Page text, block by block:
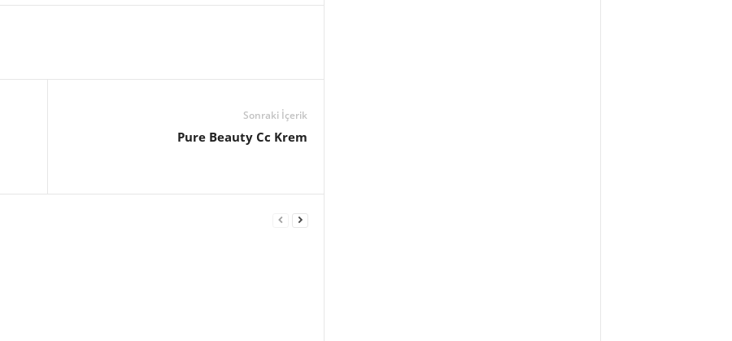
Sonraki İçerik
Pure Beauty Cc Krem